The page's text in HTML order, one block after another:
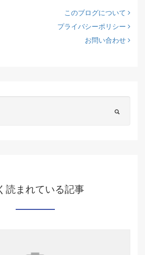
このブログについて
プライバシーポリシー
お問い合わせ
読まれている記事